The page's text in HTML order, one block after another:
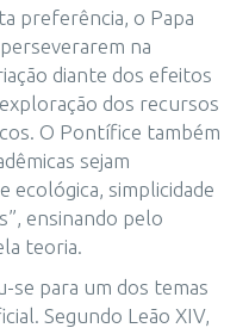
preferência, o Papa
na
diante dos efeitos
dos recursos
O Pontífice também
sejam
ecológica, simplicidade
ensinando pelo
teoria.
para um dos temas
Segundo Leão XIV,